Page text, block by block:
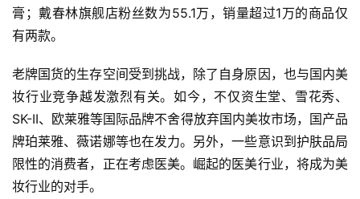
膏；戴春林旗舰店粉丝数为55.1万，销量超过1万的商品仅
有两款。
老牌国货的生存空间受到挑战，除了自身原因，也与国内美
妆行业竞争越发激烈有关。如今，不仅资生堂、雪花秀、
SK-II、欧莱雅等国际品牌不舍得放弃国内美妆市场，国产品
牌珀莱雅、薇诺娜等也在发力。另外，一些意识到护肤品局
限性的消费者，正在考虑医美。崛起的医美行业，将成为美
妆行业的对手。